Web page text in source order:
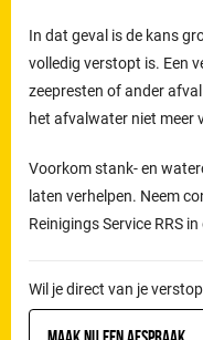
In dat geval is de kans
volledig verstopt is. Een
zeepresten of ander
het afvalwater niet meer
Voorkom stank- en
laten verhelpen. Neem
Reinigings Service RRS
Wil je direct van je